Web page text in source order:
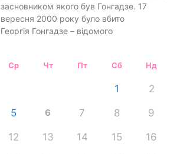
засновником якого був Гонгадзе. 17
вересня 2000 року було вбито
Георгія Гонгадзе – відомого
Ср Чт Пт Сб Нд
1 2
5 6 7 8 9
12 13 14 15 16